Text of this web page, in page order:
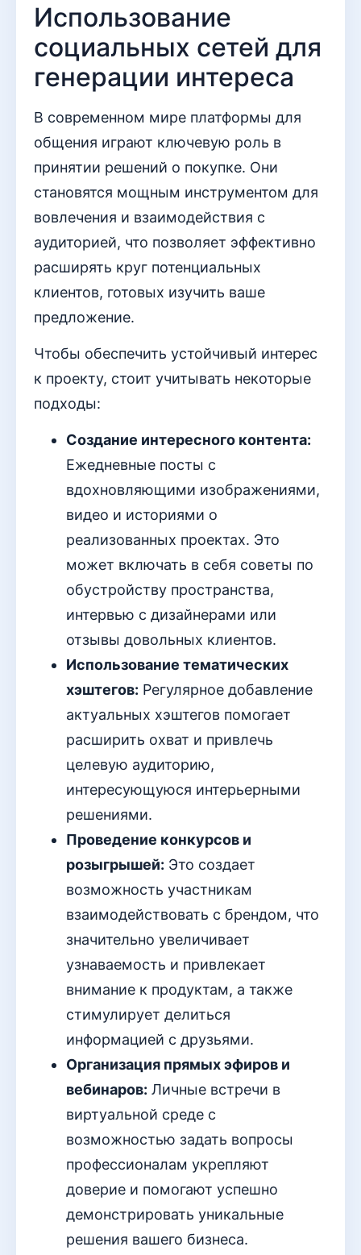
Использование
социальных сетей для
генерации интереса
В современном мире платформы для
общения играют ключевую роль в
принятии решений о покупке. Они
становятся мощным инструментом для
вовлечения и взаимодействия с
аудиторией, что позволяет эффективно
расширять круг потенциальных
клиентов, готовых изучить ваше
предложение.
Чтобы обеспечить устойчивый интерес
к проекту, стоит учитывать некоторые
подходы:
Создание интересного контента:
Ежедневные посты с
вдохновляющими изображениями,
видео и историями о
реализованных проектах. Это
может включать в себя советы по
обустройству пространства,
интервью с дизайнерами или
отзывы довольных клиентов.
Использование тематических
хэштегов: Регулярное добавление
актуальных хэштегов помогает
расширить охват и привлечь
целевую аудиторию,
интересующуюся интерьерными
решениями.
Проведение конкурсов и
розыгрышей: Это создает
возможность участникам
взаимодействовать с брендом, что
значительно увеличивает
узнаваемость и привлекает
внимание к продуктам, а также
стимулирует делиться
информацией с друзьями.
Организация прямых эфиров и
вебинаров: Личные встречи в
виртуальной среде с
возможностью задать вопросы
профессионалам укрепляют
доверие и помогают успешно
демонстрировать уникальные
решения вашего бизнеса.